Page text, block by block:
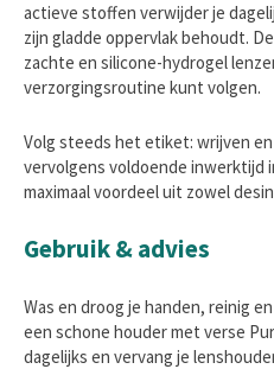
actieve stoffen verwijder je
zijn gladde oppervlak behoudt.
zachte en silicone-hydrogel
verzorgingsroutine kunt volgen.
Volg steeds het etiket: wrijven
vervolgens voldoende inwerktijd
maximaal voordeel uit zowel
Gebruik & advies
Was en droog je handen, reinig
een schone houder met verse
dagelijks en vervang je